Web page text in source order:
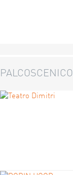
PALCOSCENICO